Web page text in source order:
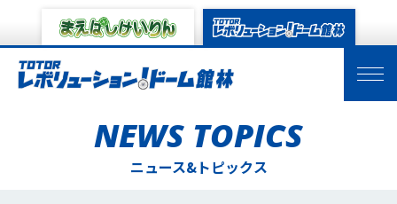
NEWS TOPICS
ニュース&トピックス